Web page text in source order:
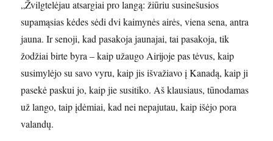
„Žvilgtelėjau atsargiai pro langą: žiūriu susinešusios
supamąsias kėdes sėdi dvi kaimynės airės, viena sena, antra
jauna. Ir senoji, kad pasakoja jaunajai, tai pasakoja, tik
žodžiai birte byra – kaip užaugo Airijoje pas tėvus, kaip
susimylėjo su savo vyru, kaip jis išvažiavo į Kanadą, kaip ji
pasekė paskui jo, kaip jie susitiko. Aš klausiaus, tūnodamas
už lango, taip įdėmiai, kad nei nepajutau, kaip išėjo pora
valandų.